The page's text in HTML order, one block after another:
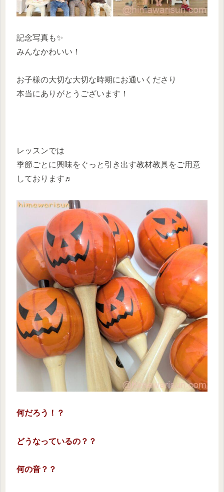
記念写真も✨
みんなかわいい！
お子様の大切な大切な時期にお通いくださり
本当にありがとうございます！
レッスンでは
季節ごとに興味をぐっと引き出す教材教具をご用意
しております♬
何だろう！？
どうなっているの？？
何の音？？